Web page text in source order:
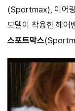
(Sportmax), 이어링
모델이 착용한 헤어
스포트막스